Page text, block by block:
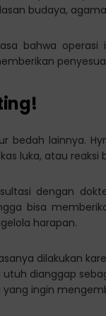
budaya,
bahwa
bedah lainnya.
luka, atau reaksi
dengan
bisa
harapan.